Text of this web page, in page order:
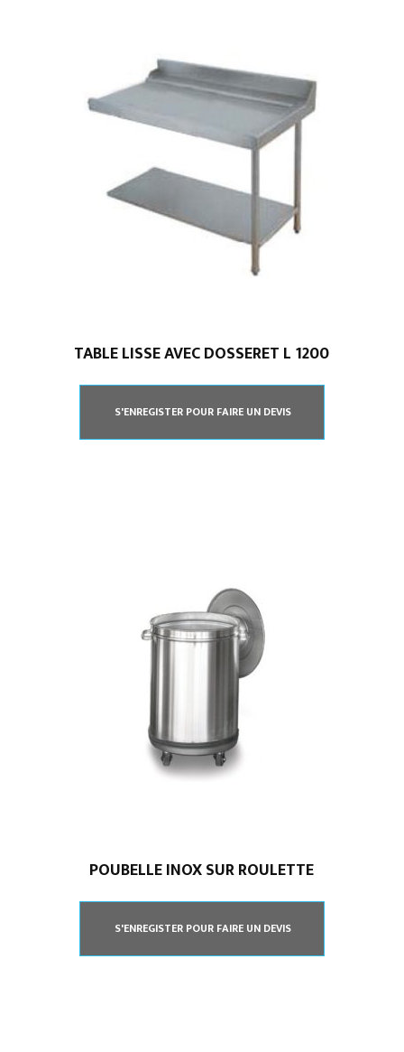
TABLE LISSE AVEC DOSSERET L 1200
S'ENREGISTER POUR FAIRE UN DEVIS
POUBELLE INOX SUR ROULETTE
S'ENREGISTER POUR FAIRE UN DEVIS